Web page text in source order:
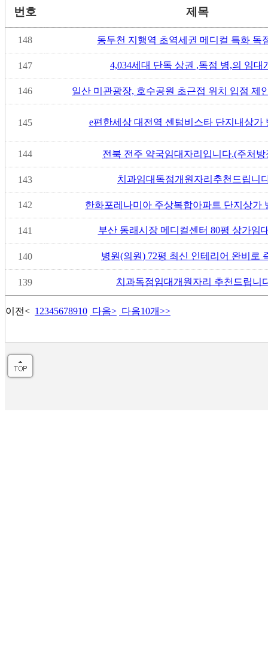
번호 제목
148 동두천 지행역 초역세권 메디컬 특화 독
147 4,034세대 단독 상권 ,독점 병,의 임대
146 일산 미관광장, 호수공원 초근접 위치 입점 제
145 e편한세상 대전역 센텀비스타 단지내상가
144 전북 전주 약국임대자리입니다.(주처
143 치과임대독점개원자리추천드립니
142 한화포레나미아 주상복합아파트 단지상가
141 부산 동래시장 메디컬센터 80평 상가임
140 병원(의원) 72평 최신 인테리어 완비로
139 치과독점임대개원자리 추천드립니
이전< 12345678910 다음> 다음10개>>